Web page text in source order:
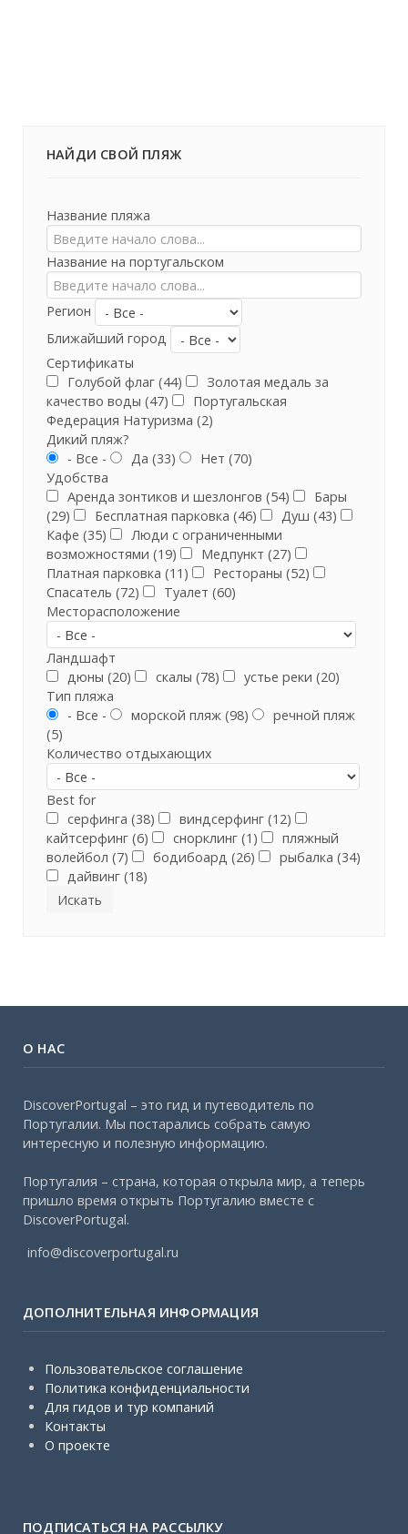
НАЙДИ СВОЙ ПЛЯЖ
Название пляжа
Название на португальском
Регион
Ближайший город
Сертификаты
Голубой флаг (44)
Золотая медаль за
качество воды (47)
Португальская
Федерация Натуризма (2)
Дикий пляж?
- Все -
Да (33)
Нет (70)
Удобства
Аренда зонтиков и шезлонгов (54)
Бары
(29)
Бесплатная парковка (46)
Душ (43)
Кафе (35)
Люди с ограниченными
возможностями (19)
Медпункт (27)
Платная парковка (11)
Рестораны (52)
Спасатель (72)
Туалет (60)
Месторасположение
Ландшафт
дюны (20)
скалы (78)
устье реки (20)
Тип пляжа
- Все -
морской пляж (98)
речной пляж
(5)
Количество отдыхающих
Best for
серфинга (38)
виндсерфинг (12)
кайтсерфинг (6)
снорклинг (1)
пляжный
волейбол (7)
бодибоард (26)
рыбалка (34)
дайвинг (18)
О НАС
DiscoverPortugal – это гид и путеводитель по
Португалии. Мы постарались собрать самую
интересную и полезную информацию.
Португалия – страна, которая открыла мир, а теперь
пришло время открыть Португалию вместе с
DiscoverPortugal.
info@discoverportugal.ru
ДОПОЛНИТЕЛЬНАЯ ИНФОРМАЦИЯ
Пользовательское соглашение
Политика конфиденциальности
Для гидов и тур компаний
Контакты
О проекте
ПОДПИСАТЬСЯ НА РАССЫЛКУ